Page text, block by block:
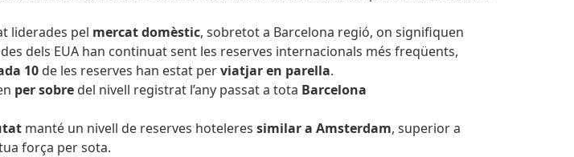
liderades pel mercat domèstic, sobretot a Barcelona regió, on signifiquen
dels EUA han continuat sent les reserves internacionals més freqüents,
10 de les reserves han estat perviatjar en parella.
per sobre del nivell registrat l’any passat a tota Barcelona
manté un nivell de reserves hoteleres similar a Amsterdam, superior a
força per sota.